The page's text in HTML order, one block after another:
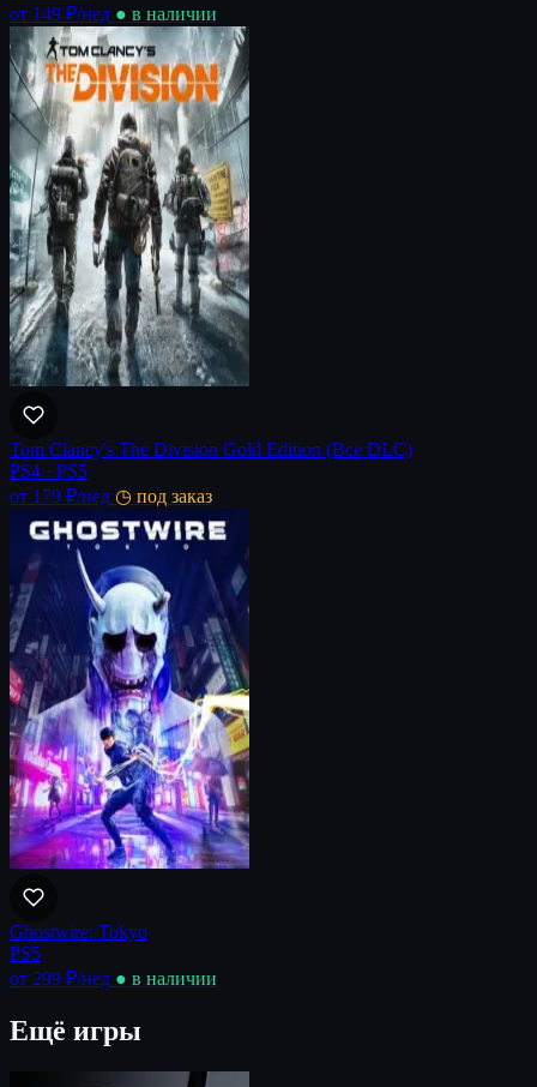
от 149 ₽/нед ● в наличии
Tom Clancy's The Division Gold Edition (Все DLC)
PS4 · PS5
от 179 ₽/нед ◷ под заказ
Ghostwire: Tokyo
PS5
от 299 ₽/нед ● в наличии
Ещё игры